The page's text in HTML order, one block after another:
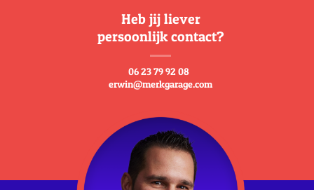
Heb jij liever
persoonlijk contact?
06 23 79 92 08
erwin@merkgarage.com